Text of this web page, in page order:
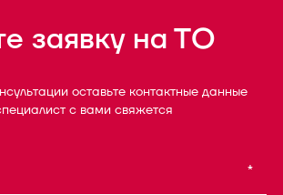
заявку на ТО
оставьте контактные данные
с вами свяжется
*